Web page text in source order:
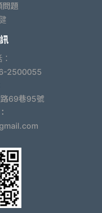
問題
2500055
69巷95號